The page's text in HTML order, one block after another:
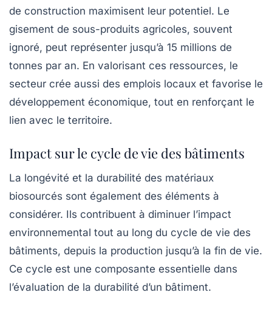
de construction maximisent leur potentiel. Le
gisement de sous-produits agricoles, souvent
ignoré, peut représenter jusqu’à 15 millions de
tonnes par an. En valorisant ces ressources, le
secteur crée aussi des emplois locaux et favorise le
développement économique, tout en renforçant le
lien avec le territoire.
Impact sur le cycle de vie des bâtiments
La longévité et la durabilité des matériaux
biosourcés sont également des éléments à
considérer. Ils contribuent à diminuer l’impact
environnemental tout au long du cycle de vie des
bâtiments, depuis la production jusqu’à la fin de vie.
Ce cycle est une composante essentielle dans
l’évaluation de la durabilité d’un bâtiment.